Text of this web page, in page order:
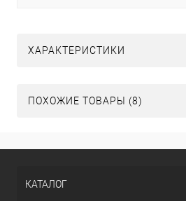
ХАРАКТЕРИСТИКИ
ПОХОЖИЕ ТОВАРЫ (8)
КАТАЛОГ